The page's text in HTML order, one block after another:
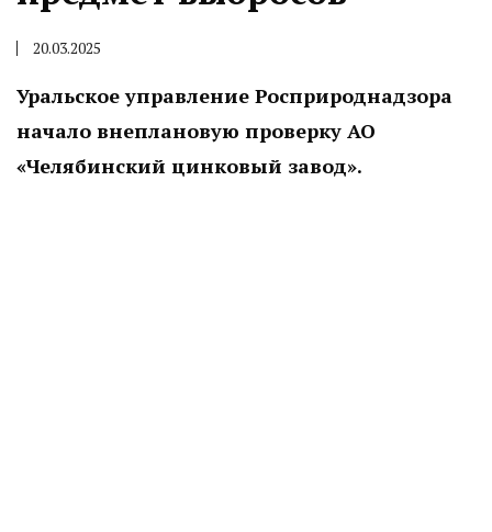
20.03.2025
Уральское управление Росприроднадзора
начало внеплановую проверку АО
«Челябинский цинковый завод».